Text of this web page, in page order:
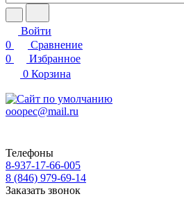
Войти
0
Сравнение
0
Избранное
0 Корзина
ooopec@mail.ru
Телефоны
8-937-17-66-005
8 (846) 979-69-14
Заказать звонок